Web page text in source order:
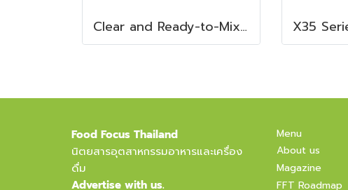
Clear and Ready-to-Mix Protein Shakes
Food Focus Thailand
นิตยสารอุตสาหกรรมอาหารและเครื่อง
ดื่ม
Advertise with us.
Menu
About us
Magazine
FFT Roadmap